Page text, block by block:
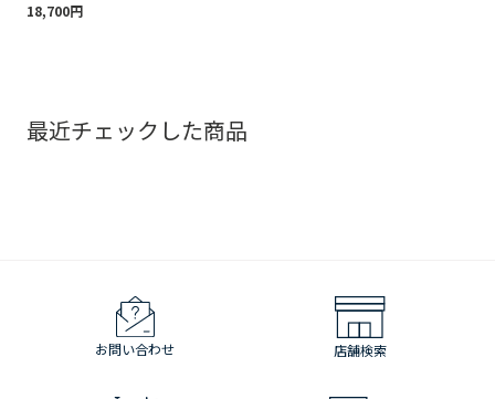
18,700円
最近チェックした商品
お問い合わせ 店舗検索